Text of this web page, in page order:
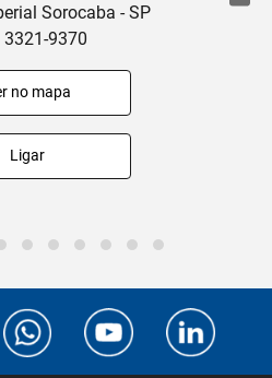
Sorocaba - SP
3321-9370
no mapa
Ligar